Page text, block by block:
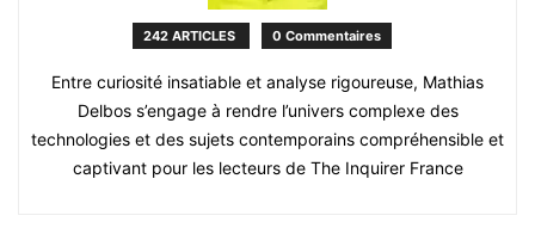
242 ARTICLES 0 Commentaires
Entre curiosité insatiable et analyse rigoureuse, Mathias
Delbos s’engage à rendre l’univers complexe des
technologies et des sujets contemporains compréhensible et
captivant pour les lecteurs de The Inquirer France